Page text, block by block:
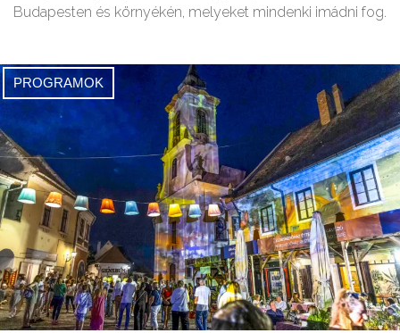
Budapesten és környékén, melyeket mindenki imádni fog.
PROGRAMOK